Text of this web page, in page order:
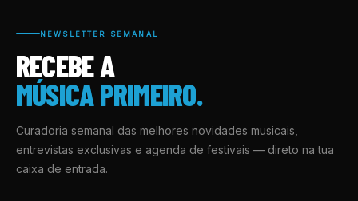
NEWSLETTER SEMANAL
RECEBE A
MÚSICA PRIMEIRO.
Curadoria semanal das melhores novidades musicais,
entrevistas exclusivas e agenda de festivais — direto na tua
caixa de entrada.